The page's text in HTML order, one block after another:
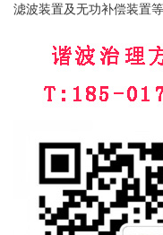
滤波装置及无功补偿装置